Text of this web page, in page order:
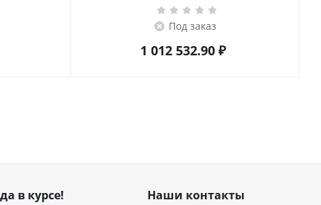
Под заказ
1 012 532.90 ₽
в курсе! Наши контакты